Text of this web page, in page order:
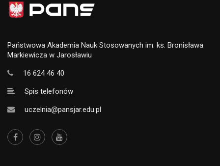
Państwowa Akademia Nauk Stosowanych im. ks. Bronisława
Markiewicza w Jarosławiu
16 624 46 40
Spis telefonów
uczelnia@pansjar.edu.pl